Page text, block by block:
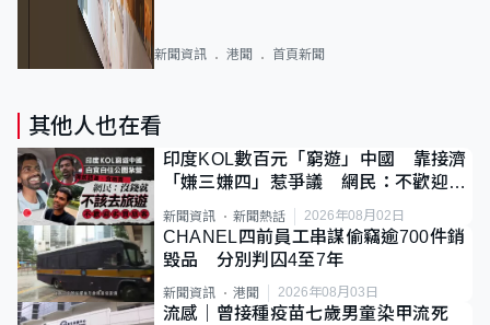
新聞資訊 港聞 首頁新聞
其他人也在看
印度KOL數百元「窮遊」中國 靠接濟
「嫌三嫌四」惹爭議 網民：不歡迎劣
質旅客
新聞資訊 新聞熱話 2026年08月02日
CHANEL四前員工串謀偷竊逾700件銷
毀品 分別判囚4至7年
新聞資訊 港聞 2026年08月03日
流感｜曾接種疫苗七歲男童染甲流死